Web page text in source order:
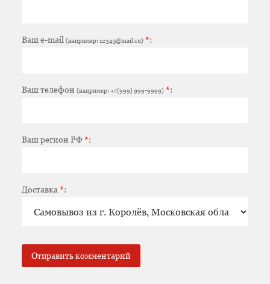
Ваш e-mail (например: 12345@mail.ru) *:
Ваш телефон (например: +7(999) 999-9999) *:
Ваш регион РФ*:
Доставка *: